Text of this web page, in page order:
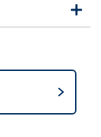
打
开
关
闭